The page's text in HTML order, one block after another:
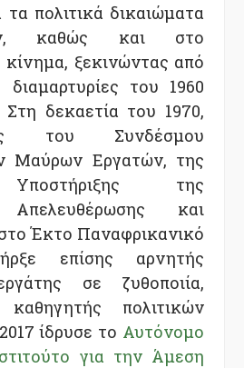
πολιτικά δικαιώματα
καθώς και στο
κίνημα, ξεκινώντας από
διαμαρτυρίες του 1960
δεκαετία του 1970,
του Συνδέσμου
Μαύρων Εργατών, της
της
Απελευθέρωσης και
Έκτο Παναφρικανικό
επίσης αρνητής
σε ζυθοποιία,
πολιτικών
ίδρυσε το Αυτόνομο
για την Άμεση